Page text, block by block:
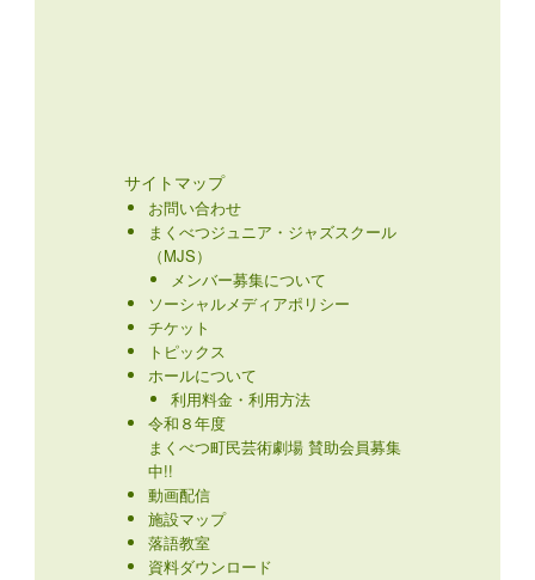
サイトマップ
お問い合わせ
まくべつジュニア・ジャズスクール
（MJS）
メンバー募集について
ソーシャルメディアポリシー
チケット
トピックス
ホールについて
利用料金・利用方法
令和８年度
まくべつ町民芸術劇場 賛助会員募集
中!!
動画配信
施設マップ
落語教室
資料ダウンロード